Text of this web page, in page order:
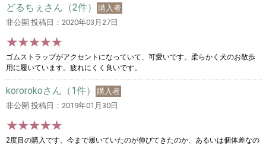
どるちぇさん（2件）
購入者
非公開 投稿日：2020年03月27日
ゴムストラップがアクセントになっていて、可愛いです。柔らかく犬のお散歩
用に履いています。疲れにくく良いです。
kororokoさん（1件）
購入者
非公開 投稿日：2019年01月30日
2度目の購入です。今まで履いていたのが伸びてきたのか、あるいは個体差なの